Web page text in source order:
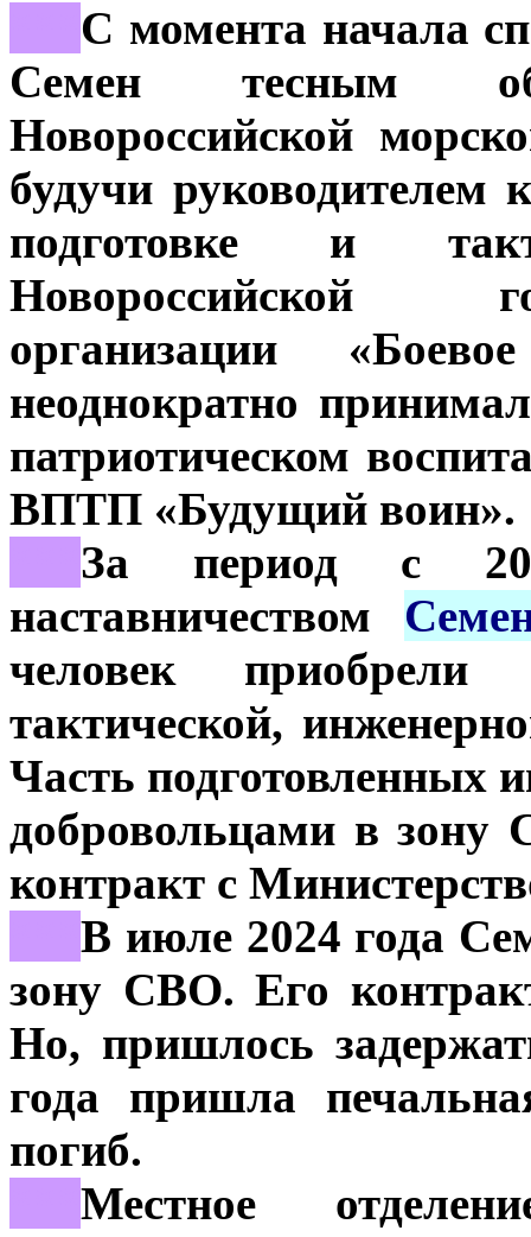
С момента начала
Семен тесным
Новороссийской
будучи руководителем
подготовке и
Новороссийской
организации
неоднократно
патриотическом
ВПТП «Будущий воин».
За период с
наставничеством
человек
тактической,
Часть подготовленных
добровольцами в зону
контракт с
В июле 2024 года
зону СВО. Его
Но, пришлось
года пришла
погиб.
Местное